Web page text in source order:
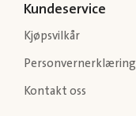
Kundeservice
Kjøpsvilkår
Personvernerklæring
Kontakt oss